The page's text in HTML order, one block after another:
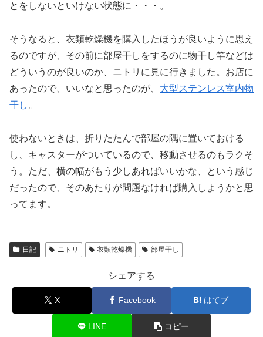
とをしないといけない状態に・・・。
そうなると、衣類乾燥機を購入したほうが良いように思え
るのですが、その前に部屋干しをするのに物干し竿などは
どういうのが良いのか、ニトリに見に行きました。お店に
あったので、いいなと思ったのが、 大型ステンレス室内物
干し 。
使わないときは、折りたたんで部屋の隅に置いておける
し、キャスターがついているので、移動させるのもラクそ
う。ただ、横の幅がもう少しあればいいかな、という感じ
だったので、そのあたりが問題なければ購入しようかと思
ってます。
日記 ニトリ 衣類乾燥機 部屋干し
シェアする
X Facebook はてブ
LINE コピー